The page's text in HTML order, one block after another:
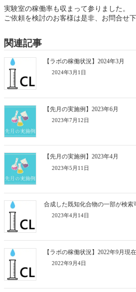
実験室の稼働率も収まって参りました。
ご依頼を検討のお客様は是非、お問合せ下
関連記事
【ラボの稼働状況】2024年3月
2024年3月1日
【先月の実施例】2023年6月
2023年7月12日
【先月の実施例】2023年4月
2023年5月11日
合成した既知化合物の一部が検索
2023年4月14日
【ラボの稼働状況】2022年9月現在
2022年9月4日